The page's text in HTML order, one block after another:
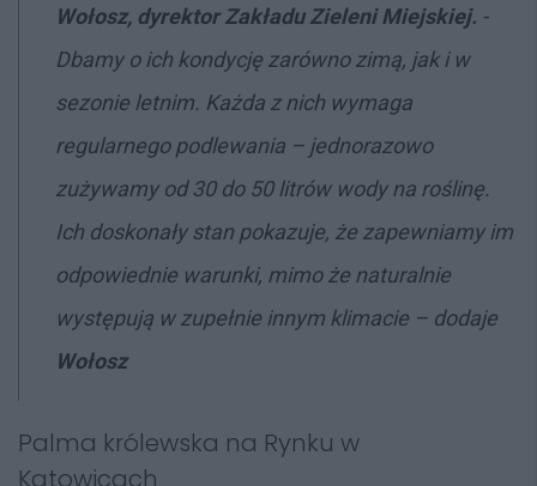
Wołosz, dyrektor Zakładu Zieleni Miejskiej. -
Dbamy o ich kondycję zarówno zimą, jak i w
sezonie letnim. Każda z nich wymaga
regularnego podlewania – jednorazowo
zużywamy od 30 do 50 litrów wody na roślinę.
Ich doskonały stan pokazuje, że zapewniamy im
odpowiednie warunki, mimo że naturalnie
występują w zupełnie innym klimacie – dodaje
Wołosz
Palma królewska na Rynku w
Katowicach